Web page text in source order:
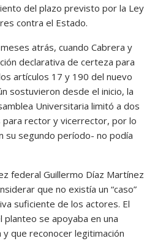
del plazo previsto por la Ley
contra el Estado.
atrás, cuando Cabrera y
declarativa de certeza para
artículos 17 y 190 del nuevo
sostuvieron desde el inicio, la
Universitaria limitó a dos
rector y vicerrector, por lo
su segundo período- no podía
federal Guillermo Díaz Martínez
que no existía un “caso”
suficiente de los actores. El
se apoyaba en una
que reconocer legitimación